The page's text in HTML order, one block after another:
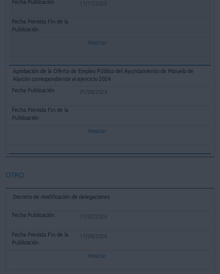
11/11/2025
Mostrar
Aprobación de la Oferta de Empleo Público del Ayuntamiento de Pozuelo de
Alarcón correspondiente al ejercicio 2024
01/08/2024
Mostrar
OTRO
Decreto de modificación de delegaciones
17/07/2026
17/09/2026
Mostrar